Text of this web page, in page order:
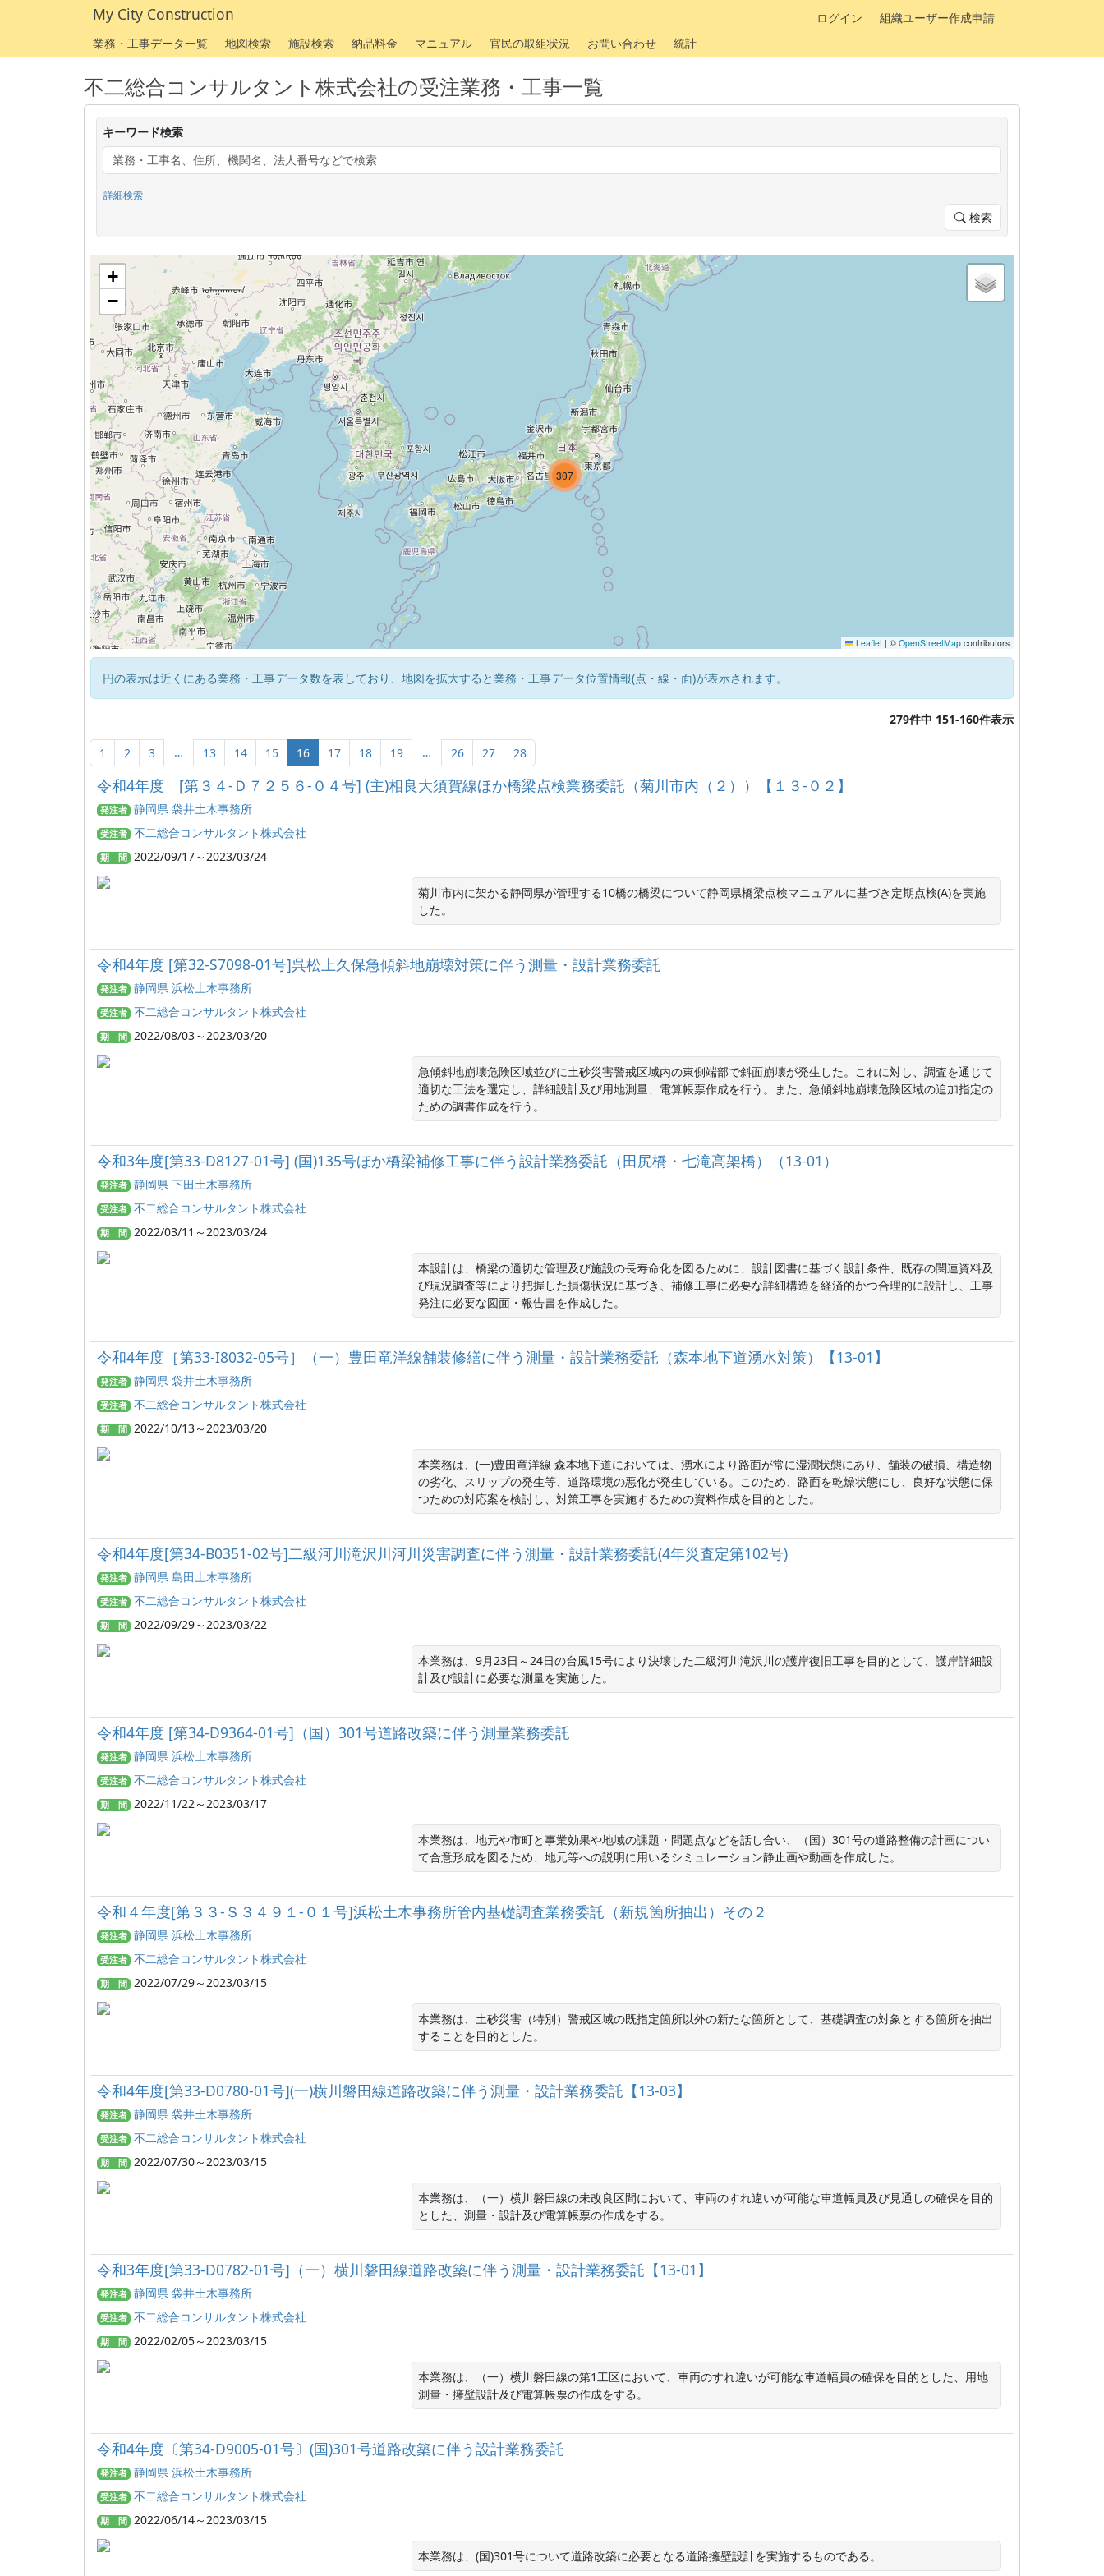
My City Construction ログイン
組織ユーザー作成申請
業務・工事データ一覧
地図検索 施設検索 納品料金 マニュアル 官民の取組状況 お問い合わせ 統計
不二総合コンサルタント株式会社の受注業務・工事一覧
キーワード検索
詳細検索
検索
4
247
307
+
−
Leaflet | © OpenStreetMap contributors
円の表示は近くにある業務・工事データ数を表しており、地図を拡大すると業務・工事データ位置情報(点・線・面)が表示されます。
279件中 151-160件表示
1 2 3 … 13 14 15 16 17 18 19 … 26 27 28
令和4年度 [第３４-Ｄ７２５６-０４号] (主)相良大須賀線ほか橋梁点検業務委託（菊川市内（２））【１３‐０２】
発注者 静岡県 袋井土木事務所
受注者 不二総合コンサルタント株式会社
期 間 2022/09/17～2023/03/24
菊川市内に架かる静岡県が管理する10橋の橋梁について静岡県橋梁点検マニュアルに基づき定期点検(A)を実施
した。
令和4年度 [第32-S7098-01号]呉松上久保急傾斜地崩壊対策に伴う測量・設計業務委託
発注者 静岡県 浜松土木事務所
受注者 不二総合コンサルタント株式会社
期 間 2022/08/03～2023/03/20
急傾斜地崩壊危険区域並びに土砂災害警戒区域内の東側端部で斜面崩壊が発生した。これに対し、調査を通じて
適切な工法を選定し、詳細設計及び用地測量、電算帳票作成を行う。また、急傾斜地崩壊危険区域の追加指定の
ための調書作成を行う。
令和3年度[第33-D8127-01号] (国)135号ほか橋梁補修工事に伴う設計業務委託（田尻橋・七滝高架橋）（13-01）
発注者 静岡県 下田土木事務所
受注者 不二総合コンサルタント株式会社
期 間 2022/03/11～2023/03/24
本設計は、橋梁の適切な管理及び施設の長寿命化を図るために、設計図書に基づく設計条件、既存の関連資料及
び現況調査等により把握した損傷状況に基づき、補修工事に必要な詳細構造を経済的かつ合理的に設計し、工事
発注に必要な図面・報告書を作成した。
令和4年度［第33-I8032-05号］（一）豊田竜洋線舗装修繕に伴う測量・設計業務委託（森本地下道湧水対策）【13-01】
発注者 静岡県 袋井土木事務所
受注者 不二総合コンサルタント株式会社
期 間 2022/10/13～2023/03/20
本業務は、(一)豊田竜洋線 森本地下道においては、湧水により路面が常に湿潤状態にあり、舗装の破損、構造物
の劣化、スリップの発生等、道路環境の悪化が発生している。このため、路面を乾燥状態にし、良好な状態に保
つための対応案を検討し、対策工事を実施するための資料作成を目的とした。
令和4年度[第34-B0351-02号]二級河川滝沢川河川災害調査に伴う測量・設計業務委託(4年災査定第102号)
発注者 静岡県 島田土木事務所
受注者 不二総合コンサルタント株式会社
期 間 2022/09/29～2023/03/22
本業務は、9月23日～24日の台風15号により決壊した二級河川滝沢川の護岸復旧工事を目的として、護岸詳細設
計及び設計に必要な測量を実施した。
令和4年度 [第34-D9364-01号]（国）301号道路改築に伴う測量業務委託
発注者 静岡県 浜松土木事務所
受注者 不二総合コンサルタント株式会社
期 間 2022/11/22～2023/03/17
本業務は、地元や市町と事業効果や地域の課題・問題点などを話し合い、（国）301号の道路整備の計画につい
て合意形成を図るため、地元等への説明に用いるシミュレーション静止画や動画を作成した。
令和４年度[第３３-Ｓ３４９１-０１号]浜松土木事務所管内基礎調査業務委託（新規箇所抽出）その２
発注者 静岡県 浜松土木事務所
受注者 不二総合コンサルタント株式会社
期 間 2022/07/29～2023/03/15
本業務は、土砂災害（特別）警戒区域の既指定箇所以外の新たな箇所として、基礎調査の対象とする箇所を抽出
することを目的とした。
令和4年度[第33-D0780-01号](一)横川磐田線道路改築に伴う測量・設計業務委託【13-03】
発注者 静岡県 袋井土木事務所
受注者 不二総合コンサルタント株式会社
期 間 2022/07/30～2023/03/15
本業務は、（一）横川磐田線の未改良区間において、車両のすれ違いが可能な車道幅員及び見通しの確保を目的
とした、測量・設計及び電算帳票の作成をする。
令和3年度[第33-D0782-01号]（一）横川磐田線道路改築に伴う測量・設計業務委託【13-01】
発注者 静岡県 袋井土木事務所
受注者 不二総合コンサルタント株式会社
期 間 2022/02/05～2023/03/15
本業務は、（一）横川磐田線の第1工区において、車両のすれ違いが可能な車道幅員の確保を目的とした、用地
測量・擁壁設計及び電算帳票の作成をする。
令和4年度〔第34-D9005-01号〕(国)301号道路改築に伴う設計業務委託
発注者 静岡県 浜松土木事務所
受注者 不二総合コンサルタント株式会社
期 間 2022/06/14～2023/03/15
本業務は、(国)301号について道路改築に必要となる道路擁壁設計を実施するものである。